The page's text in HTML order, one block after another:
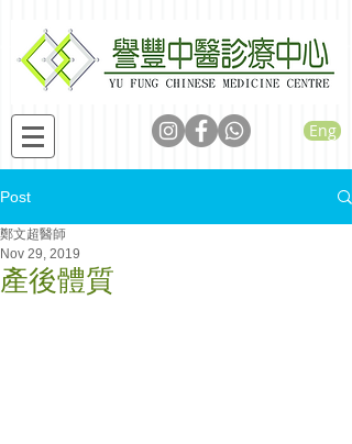
Eng
Post
產後體質
鄭文超醫師
Nov 29, 2019